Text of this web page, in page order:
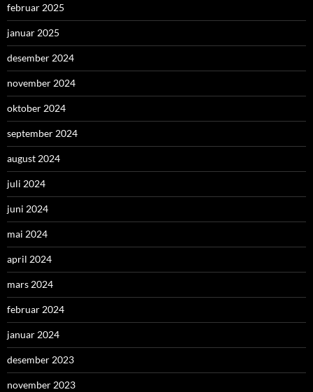
februar 2025
januar 2025
desember 2024
november 2024
oktober 2024
september 2024
august 2024
juli 2024
juni 2024
mai 2024
april 2024
mars 2024
februar 2024
januar 2024
desember 2023
november 2023